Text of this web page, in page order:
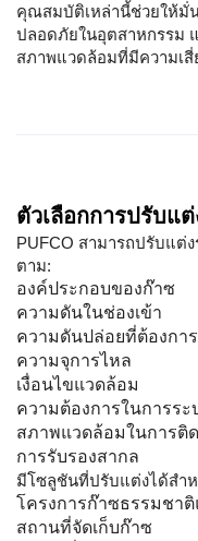
คุณสมบัติเหล่านี้ช่วยให้มั่
ปลอดภัยในอุตสาหกรรม
สภาพแวดล้อมที่มีความเสี่
ตัวเลือกการปรับแ
PUFCO สามารถปรับแต่
ตาม:
องค์ประกอบของก๊าซ
ความดันในช่องเข้า
ความดันปล่อยที่ต้องการ
ความจุการไหล
เงื่อนไขแวดล้อม
ความต้องการในการร
สภาพแวดล้อมในการติ
การรับรองสากล
มีโซลูชันที่ปรับแต่งได้สำ
โครงการก๊าซธรรมชา
สถานที่จัดเก็บก๊าซ